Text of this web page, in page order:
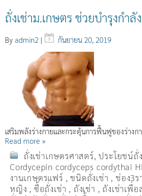
ถั่งเช่าม.เกษตร ช่วยบำรุงกำลัง
By admin2 | กันยายน 20, 2019
เสริมพลังร่างกายและกระตุ้นการฟื้นฟูของร่าง
Read more »
ถั่งเช่าเกษตรศาสตร์,ประโยชน์ถั่
Cordycepin cordyceps cordythai
งานเกษตรแฟร์ ,ชนิดถั่งเช่า ,ช่อง3
หญิง , ซื้อถั่งเช่า , ถังเช่า , ถังเช่าเพื่